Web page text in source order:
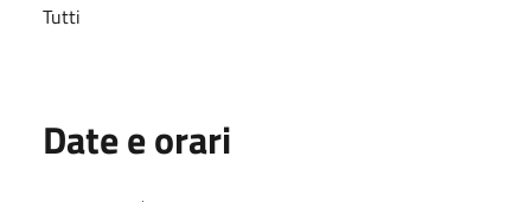
Tutti
Date e orari